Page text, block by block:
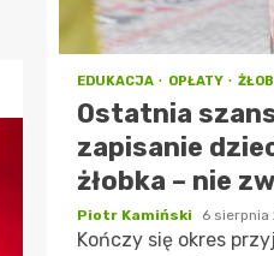
EDUKACJA OPŁATY
Ostatnia
zapisanie
żłobka – nie
Piotr Kamiński 6 sierpnia
Kończy się okres